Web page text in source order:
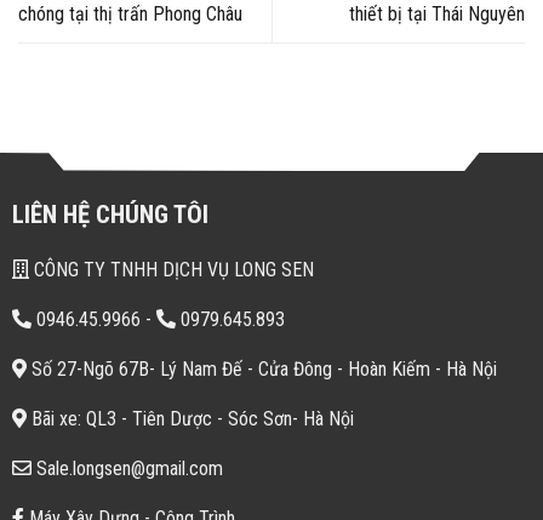
chóng tại thị trấn Phong Châu
thiết bị tại Thái Nguyên
LIÊN HỆ CHÚNG TÔI
CÔNG TY TNHH DỊCH VỤ LONG SEN
0946.45.9966 - 0979.645.893
Số 27-Ngõ 67B- Lý Nam Đế - Cửa Đông - Hoàn Kiếm - Hà Nội
Bãi xe: QL3 - Tiên Dược - Sóc Sơn- Hà Nội
Sale.longsen@gmail.com